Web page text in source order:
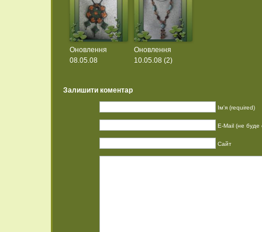
Оновлення
08.05.08
Оновлення
10.05.08 (2)
Залишити коментар
Ім'я (required)
E-Mail (не буде
Сайт